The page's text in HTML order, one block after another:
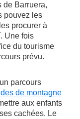
de Barruera,
pouvez les
procurer à
Une fois
du tourisme
prévu.
parcours
de montagne
aux enfants
cachées. Le